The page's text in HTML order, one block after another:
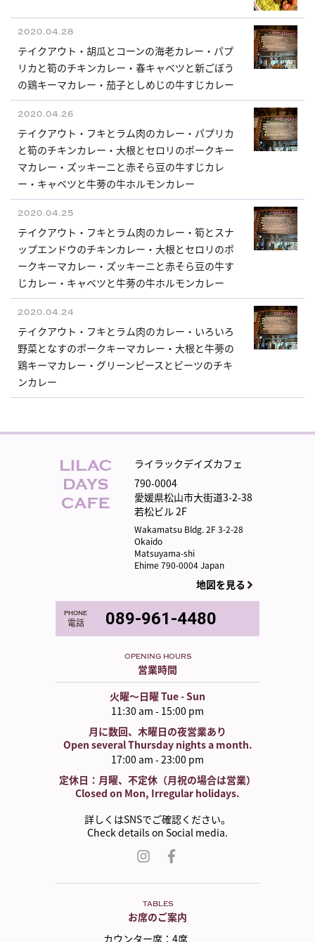
2020.04.28
テイクアウト・胡瓜とコーンの海老カレー・パプ
リカと筍のチキンカレー・春キャベツと新ごぼう
の鶏キーマカレー・茄子としめじの牛すじカレー
2020.04.26
テイクアウト・フキとラム肉のカレー・パプリカ
と筍のチキンカレー・大根とセロリのポークキー
マカレー・ズッキーニと赤そら豆の牛すじカレ
ー・キャベツと牛蒡の牛ホルモンカレー
2020.04.25
テイクアウト・フキとラム肉のカレー・筍とスナ
ップエンドウのチキンカレー・大根とセロリのポ
ークキーマカレー・ズッキーニと赤そら豆の牛す
じカレー・キャベツと牛蒡の牛ホルモンカレー
2020.04.24
テイクアウト・フキとラム肉のカレー・いろいろ
野菜となすのポークキーマカレー・大根と牛蒡の
鶏キーマカレー・グリーンピースとビーツのチキ
ンカレー
ライラックデイズカフェ
790-0004
愛媛県松山市大街道3-2-38
若松ビル 2F
Wakamatsu Bldg. 2F 3-2-28
Okaido
Matsuyama-shi
Ehime 790-0004 Japan
地図を見る
phone
電話 089-961-4480
OPENING HOURS
営業時間
火曜〜日曜 Tue - Sun
11:30 am - 15:00 pm
月に数回、木曜日の夜営業あり
Open several Thursday nights a month.
17:00 am - 23:00 pm
定休日：月曜、不定休（月祝の場合は営業）
Closed on Mon, Irregular holidays.
詳しくはSNSでご確認ください。
Check details on Social media.
TABLES
お席のご案内
カウンター席 ： 4席